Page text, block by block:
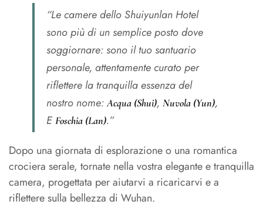
“Le camere dello Shuiyunlan Hotel
sono più di un semplice posto dove
soggiornare: sono il tuo santuario
personale, attentamente curato per
riflettere la tranquilla essenza del
nostro nome:Acqua (Shui), Nuvola (Yun),
E Foschia (Lan).”
Dopo una giornata di esplorazione o una romantica
crociera serale, tornate nella vostra elegante e tranquilla
camera, progettata per aiutarvi a ricaricarvi e a
riflettere sulla bellezza di Wuhan.